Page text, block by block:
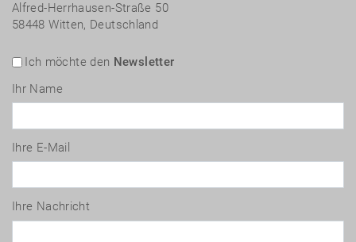
Alfred-Herrhausen-Straße 50
58448 Witten, Deutschland
Ich möchte den Newsletter
Ihr Name
Ihre E-Mail
Ihre Nachricht